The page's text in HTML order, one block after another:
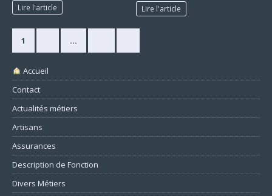
Lire l'article Lire l'article
1 …
Accueil
Contact
Actualités métiers
Artisans
Assurances
Description de Fonction
Divers Métiers